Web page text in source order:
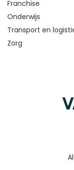
Franchise
Onderwijs
Transport en
Zorg